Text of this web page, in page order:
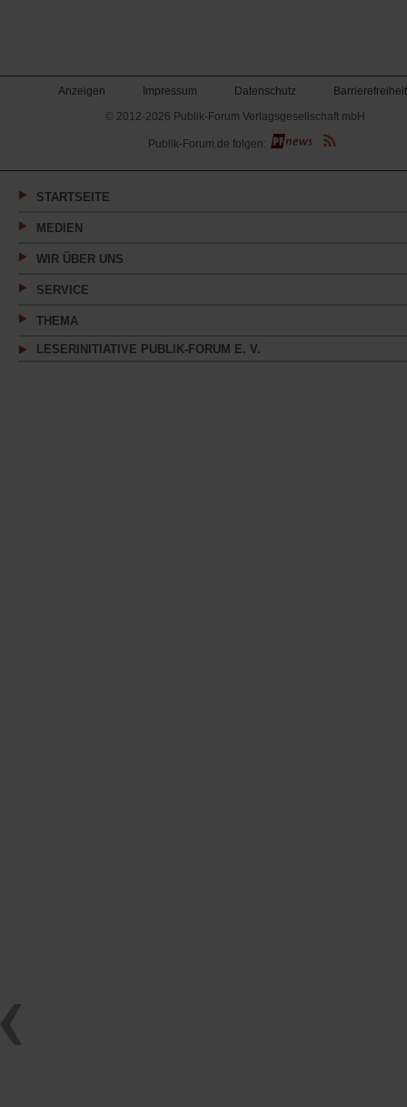
Anzeigen Impressum Datenschutz
Barrierefreiheit
© 2012-2026 Publik-Forum Verlagsgesellschaft mbH
(Öffnet
in
neuen
Publik-Forum.de folgen:
STARTSEITE
MEDIEN
WIR ÜBER UNS
SERVICE
THEMA
LESERINITIATIVE PUBLIK-FORUM E. V.